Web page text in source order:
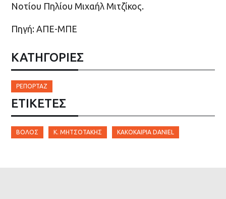
Νοτίου Πηλίου Μιχαήλ Μιτζίκος.
Πηγή: ΑΠΕ-ΜΠΕ
ΚΑΤΗΓΟΡΙΕΣ
ΡΕΠΟΡΤΆΖ
ΕΤΙΚΈΤΕΣ
ΒΌΛΟΣ Κ. ΜΗΤΣΟΤΆΚΗΣ ΚΑΚΟΚΑΙΡΊΑ DANIEL